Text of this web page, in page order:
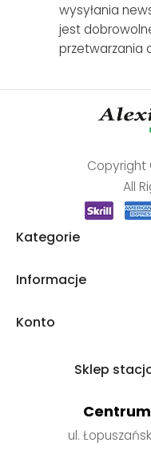
wysyłania
jest
przetwarzania
Copyright
All
Kategorie
Informacje
Konto
Sklep
ul.